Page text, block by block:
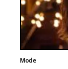
Mode